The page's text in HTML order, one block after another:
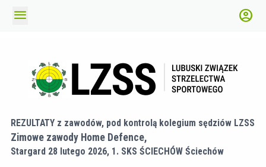
menu account_circle
REZULTATY z zawodów, pod kontrolą kolegium sędziów LZSS
Zimowe zawody Home Defence,
Stargard 28 lutego 2026, 1. SKS ŚCIECHÓW Ściechów